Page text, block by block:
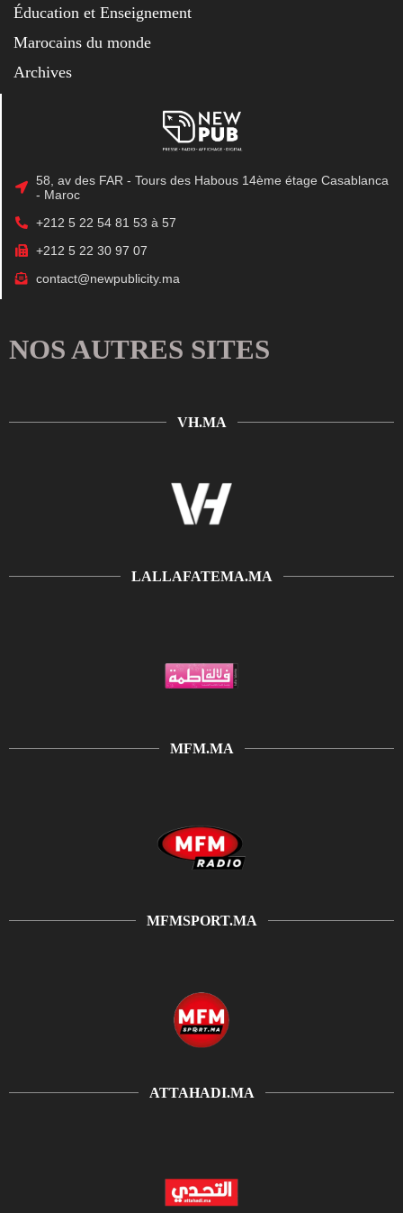
Éducation et Enseignement
Marocains du monde
Archives
58, av des FAR - Tours des Habous 14ème étage Casablanca
- Maroc
+212 5 22 54 81 53 à 57
+212 5 22 30 97 07
contact@newpublicity.ma
NOS AUTRES SITES
VH.MA
LALLAFATEMA.MA
MFM.MA
MFMSPORT.MA
ATTAHADI.MA